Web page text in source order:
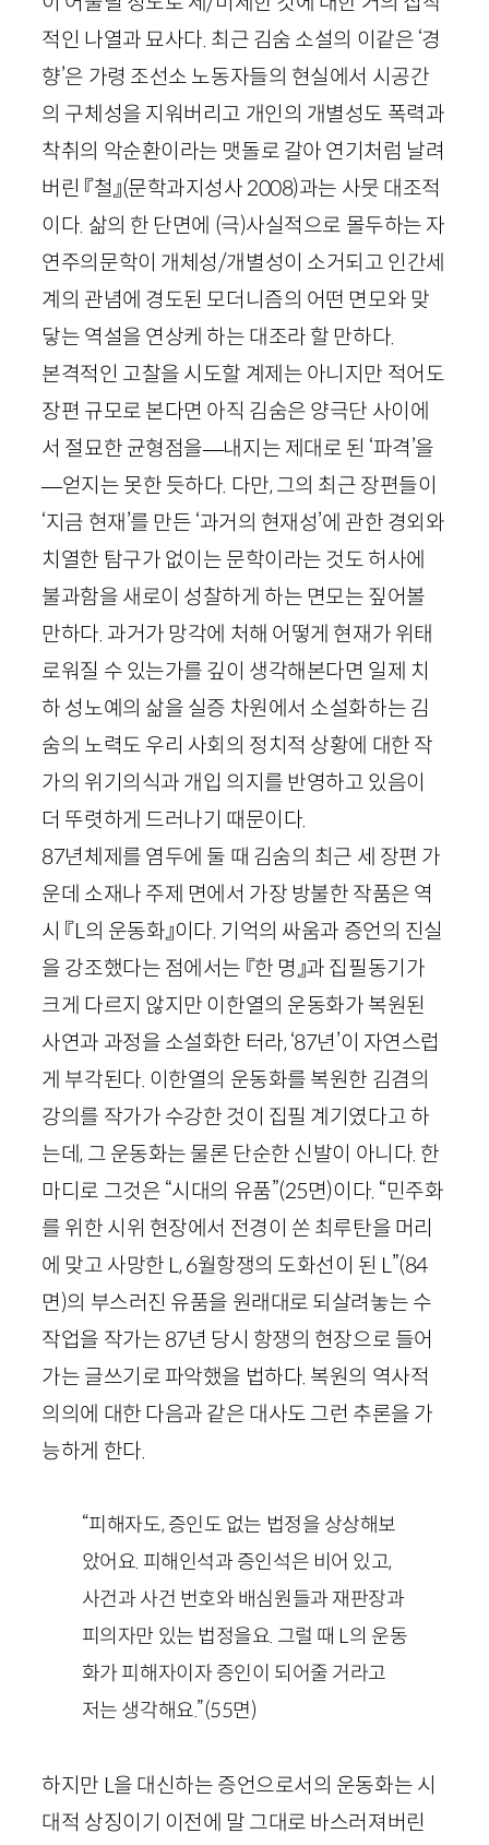
적인 나열과 묘사다. 최근 김숨 소설의 이같은 ‘경
향’은 가령 조선소 노동자들의 현실에서 시공간
의 구체성을 지워버리고 개인의 개별성도 폭력과
착취의 악순환이라는 맷돌로 갈아 연기처럼 날려
버린 『철』(문학과지성사 2008)과는 사뭇 대조적
이다. 삶의 한 단면에 (극)사실적으로 몰두하는 자
연주의문학이 개체성/개별성이 소거되고 인간세
계의 관념에 경도된 모더니즘의 어떤 면모와 맞
닿는 역설을 연상케 하는 대조라 할 만하다.
본격적인 고찰을 시도할 계제는 아니지만 적어도
장편 규모로 본다면 아직 김숨은 양극단 사이에
서 절묘한 균형점을—내지는 제대로 된 ‘파격’을
—얻지는 못한 듯하다. 다만, 그의 최근 장편들이
‘지금 현재’를 만든 ‘과거의 현재성’에 관한 경외와
치열한 탐구가 없이는 문학이라는 것도 허사에
불과함을 새로이 성찰하게 하는 면모는 짚어볼
만하다. 과거가 망각에 처해 어떻게 현재가 위태
로워질 수 있는가를 깊이 생각해본다면 일제 치
하 성노예의 삶을 실증 차원에서 소설화하는 김
숨의 노력도 우리 사회의 정치적 상황에 대한 작
가의 위기의식과 개입 의지를 반영하고 있음이
더 뚜렷하게 드러나기 때문이다.
87년체제를 염두에 둘 때 김숨의 최근 세 장편 가
운데 소재나 주제 면에서 가장 방불한 작품은 역
시 『L의 운동화』이다. 기억의 싸움과 증언의 진실
을 강조했다는 점에서는 『한 명』과 집필동기가
크게 다르지 않지만 이한열의 운동화가 복원된
사연과 과정을 소설화한 터라, ‘87년’이 자연스럽
게 부각된다. 이한열의 운동화를 복원한 김겸의
강의를 작가가 수강한 것이 집필 계기였다고 하
는데, 그 운동화는 물론 단순한 신발이 아니다. 한
마디로 그것은 “시대의 유품”(25면)이다. “민주화
를 위한 시위 현장에서 전경이 쏜 최루탄을 머리
에 맞고 사망한 L,6월항쟁의 도화선이 된 L”(84
면)의 부스러진 유품을 원래대로 되살려놓는 수
작업을 작가는 87년 당시 항쟁의 현장으로 들어
가는 글쓰기로 파악했을 법하다. 복원의 역사적
의의에 대한 다음과 같은 대사도 그런 추론을 가
능하게 한다.
“피해자도, 증인도 없는 법정을 상상해보
았어요. 피해인석과 증인석은 비어 있고,
사건과 사건 번호와 배심원들과 재판장과
피의자만 있는 법정을요. 그럴 때 L의 운동
화가 피해자이자 증인이 되어줄 거라고
저는 생각해요.”(55면)
하지만 L을 대신하는 증언으로서의 운동화는 시
대적 상징이기 이전에 말 그대로 바스러져버린